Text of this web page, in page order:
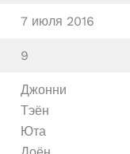
7 июля 2016
9
Джонни
Тэён
Юта